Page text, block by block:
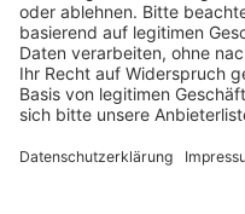
Veröffentlicht:Samstag,
Anzeige